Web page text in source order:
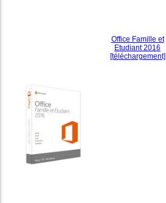
Office Famille et
Etudiant 2016
[téléchargement]